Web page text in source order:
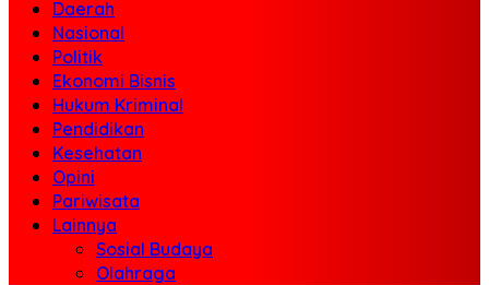
Daerah
Nasional
Politik
Ekonomi Bisnis
Hukum Kriminal
Pendidikan
Kesehatan
Opini
Pariwisata
Lainnya
Sosial Budaya
Olahraga